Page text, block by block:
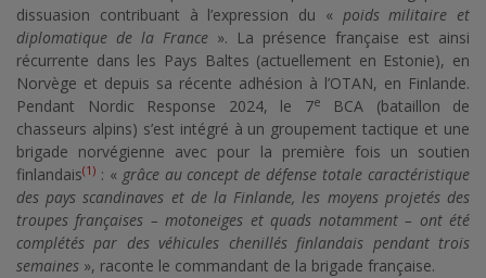
dissuasion contribuant à l’expression du « poids militaire et
diplomatique de la France ». La présence française est ainsi
récurrente dans les Pays Baltes (actuellement en Estonie), en
Norvège et depuis sa récente adhésion à l’OTAN, en Finlande.
Pendant Nordic Response 2024, le 7e
BCA (bataillon de
chasseurs alpins) s’est intégré à un groupement tactique et une
brigade norvégienne avec pour la première fois un soutien
finlandais(1) : « grâce au concept de défense totale caractéristique
des pays scandinaves et de la Finlande, les moyens projetés des
troupes françaises – motoneiges et quads notamment – ont été
complétés par des véhicules chenillés finlandais pendant trois
semaines », raconte le commandant de la brigade française.